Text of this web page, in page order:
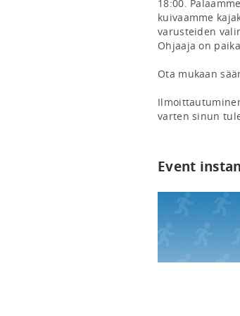
18:00.
kuivaamme
varusteiden
Ohjaaja on
Ota mukaan
varten sinun
Event